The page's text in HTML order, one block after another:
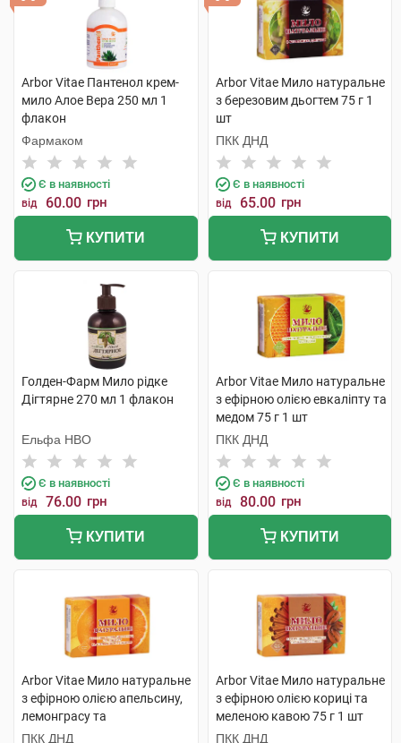
Arbor Vitae Пантенол крем-
мило Алое Вера 250 мл 1
флакон
Фармаком
Є в наявності
від 60.00 грн
КУПИТИ
Arbor Vitae Мило натуральне
з березовим дьогтем 75 г 1
шт
ПКК ДНД
Є в наявності
від 65.00 грн
КУПИТИ
Голден-Фарм Мило рідке
Дігтярне 270 мл 1 флакон
Ельфа НВО
Є в наявності
від 76.00 грн
КУПИТИ
Arbor Vitae Мило натуральне
з ефірною олією евкаліпту та
медом 75 г 1 шт
ПКК ДНД
Є в наявності
від 80.00 грн
КУПИТИ
Arbor Vitae Мило натуральне
з ефірною олією апельсину,
лемонграсу та
апельсиновою цедрою 75 г 1
ПКК ДНД
Arbor Vitae Мило натуральне
з ефірною олією кориці та
меленою кавою 75 г 1 шт
ПКК ДНД